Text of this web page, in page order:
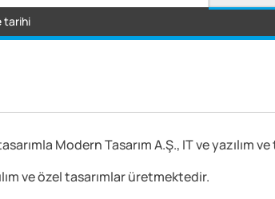
tarihi
Modern Tasarım A.Ş., IT ve
ve özel tasarımlar üretmektedir.